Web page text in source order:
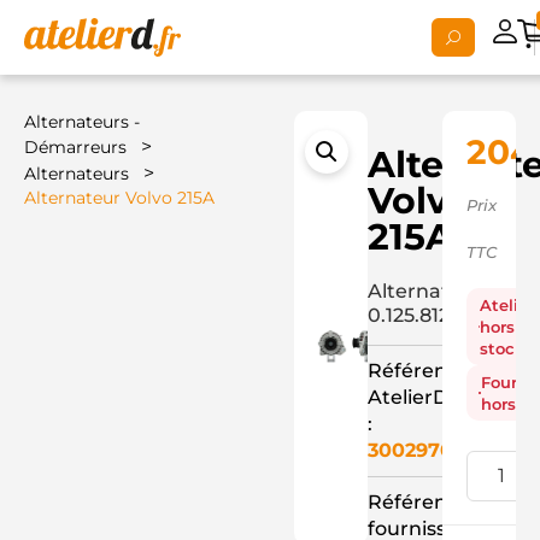
Alternateurs -
Démarreurs
>
Alternateurs >
Alternateur Volvo 215A
Volvo
215A
Alternateur
0.125.812.009+
Référence
AtelierD
:
3002970
Référence
fournisseur
Prix
TTC
Atelier
hors
stock
hors